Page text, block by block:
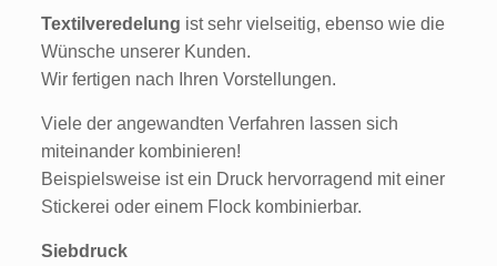
Textilveredelung ist sehr vielseitig, ebenso wie die
Wünsche unserer Kunden.
Wir fertigen nach Ihren Vorstellungen.
Viele der angewandten Verfahren lassen sich
miteinander kombinieren!
Beispielsweise ist ein Druck hervorragend mit einer
Stickerei oder einem Flock kombinierbar.
Siebdruck